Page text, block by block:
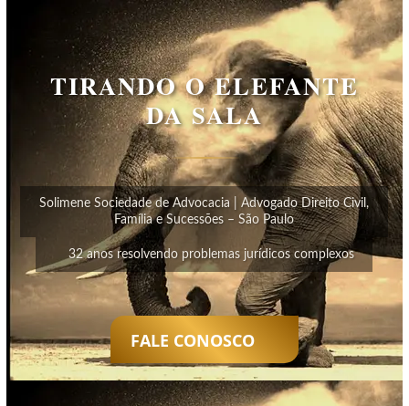
TIRANDO O ELEFANTE
DA SALA
Solimene Sociedade de Advocacia | Advogado Direito Civil,
Família e Sucessões – São Paulo
32 anos resolvendo problemas jurídicos complexos
FALE CONOSCO